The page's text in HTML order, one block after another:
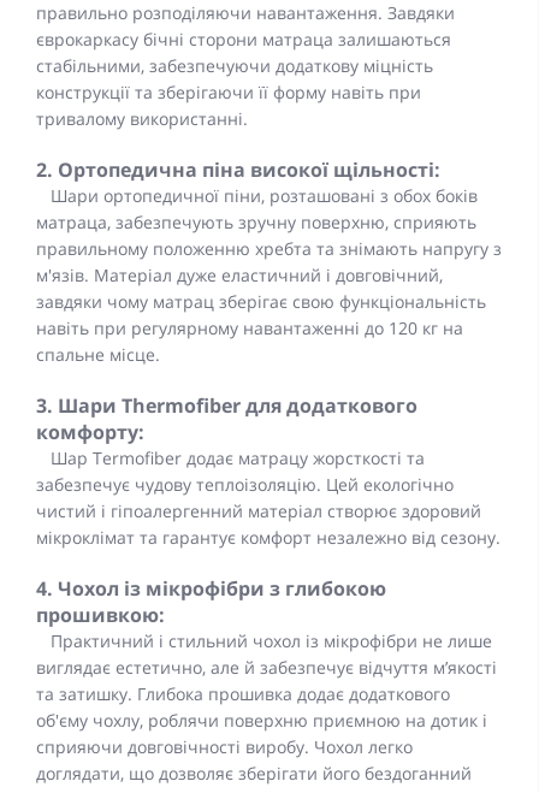
правильно розподіляючи навантаження. Завдяки
єврокаркасу бічні сторони матраца залишаються
стабільними, забезпечуючи додаткову міцність
конструкції та зберігаючи її форму навіть при
тривалому використанні.
2. Ортопедична піна високої щільності:
Шари ортопедичної піни, розташовані з обох боків
матраца, забезпечують зручну поверхню, сприяють
правильному положенню хребта та знімають напругу з
м'язів. Матеріал дуже еластичний і довговічний,
завдяки чому матрац зберігає свою функціональність
навіть при регулярному навантаженні до 120 кг на
спальне місце.
3. Шари Thermofiber для додаткового
комфорту:
Шар Termofiber додає матрацу жорсткості та
забезпечує чудову теплоізоляцію. Цей екологічно
чистий і гіпоалергенний матеріал створює здоровий
мікроклімат та гарантує комфорт незалежно від сезону.
4. Чохол із мікрофібри з глибокою
прошивкою:
Практичний і стильний чохол із мікрофібри не лише
виглядає естетично, але й забезпечує відчуття м’якості
та затишку. Глибока прошивка додає додаткового
об'єму чохлу, роблячи поверхню приємною на дотик і
сприяючи довговічності виробу. Чохол легко
доглядати, що дозволяє зберігати його бездоганний